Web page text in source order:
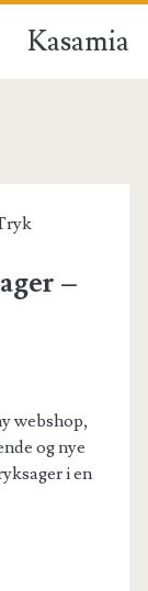
Kasamia
–
webshop,
og nye
i en